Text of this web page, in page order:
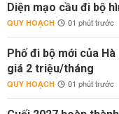
Diện mạo cầu đi bộ
QUY HOẠCH 01 phút trước
Phố đi bộ mới của
giá 2 triệu/tháng
QUY HOẠCH 01 phút trước